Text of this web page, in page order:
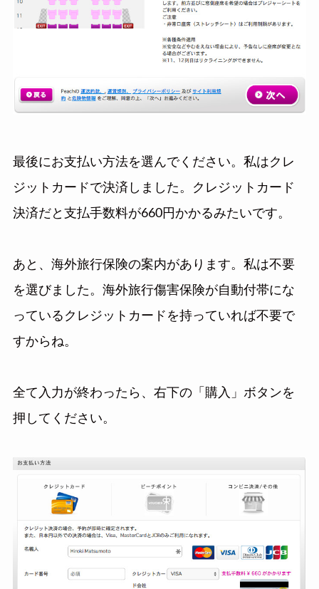
最後にお支払い方法を選んでください。私はクレ
ジットカードで決済しました。クレジットカード
決済だと支払手数料が660円かかるみたいです。
あと、海外旅行保険の案内があります。私は不要
を選びました。海外旅行傷害保険が自動付帯にな
っているクレジットカードを持っていれば不要で
すからね。
全て入力が終わったら、右下の「購入」ボタンを
押してください。